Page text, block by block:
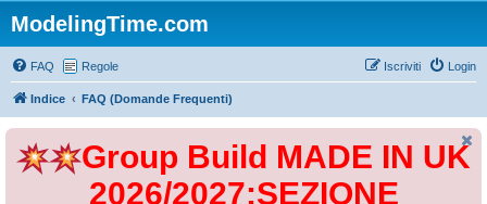
ModelingTime.com
FAQ Regole Login
Iscriviti
Indice FAQ (Domande Frequenti)
Group Build MADE IN UK
2026/2027:SEZIONE